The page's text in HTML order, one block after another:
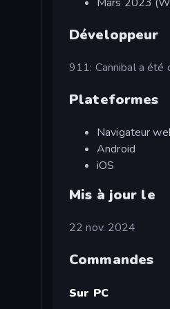
Développeur
911: Cannibal a été
Plateformes
Navigateur
Android
iOS
Mis à jour le
22 nov. 2024
Commandes
Sur PC